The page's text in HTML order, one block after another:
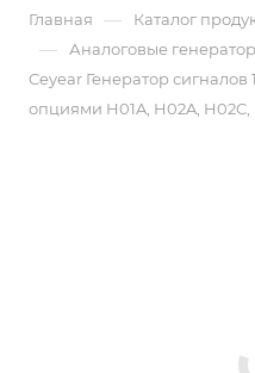
Главная — Каталог
— Аналоговые
Ceyear Генератор сигналов
опциями H01A, H02A,